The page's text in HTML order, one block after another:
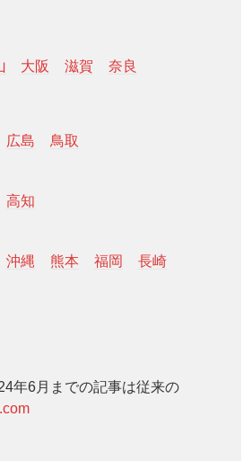
大阪 滋賀 奈良
広島
鳥取
高知
沖縄 熊本 福岡
長崎
年6月までの記事は従来の